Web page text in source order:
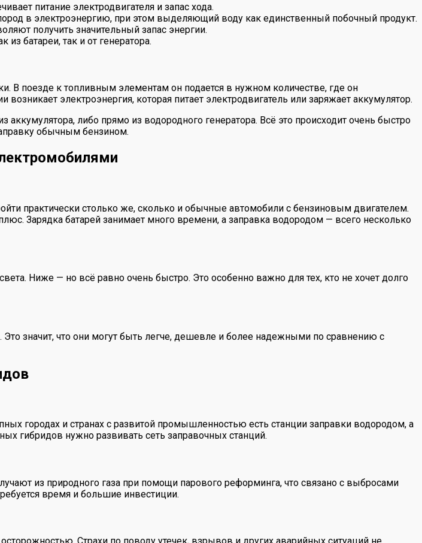
питание электродвигателя и запас хода.
в электроэнергию, при этом выделяющий воду как единственный побочный продукт.
получить значительный запас энергии.
батареи, так и от генератора.
В поезде к топливным элементам он подается в нужном количестве, где он
электроэнергия, которая питает электродвигатель или заряжает аккумулятор.
аккумулятора, либо прямо из водородного генератора. Всё это происходит очень быстро
обычным бензином.
практически столько же, сколько и обычные автомобили с бензиновым двигателем.
Зарядка батарей занимает много времени, а заправка водородом — всего несколько
Ниже — но всё равно очень быстро. Это особенно важно для тех, кто не хочет долго
значит, что они могут быть легче, дешевле и более надежными по сравнению с
городах и странах с развитой промышленностью есть станции заправки водородом, а
гибридов нужно развивать сеть заправочных станций.
из природного газа при помощи парового реформинга, что связано с выбросами
время и большие инвестиции.